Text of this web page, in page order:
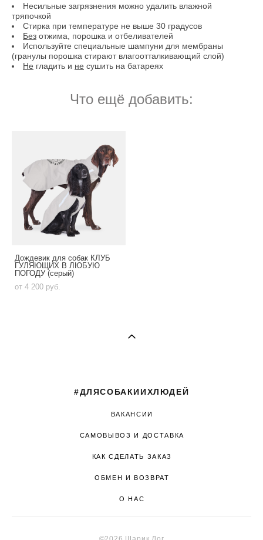
Несильные загрязнения можно удалить влажной
тряпочкой
Стирка при температуре не выше 30 градусов
Без отжима, порошка и отбеливателей
Используйте специальные шампуни для мембраны
(гранулы порошка стирают влагоотталкивающий слой)
Не гладить и не сушить на батареях
Что ещё добавить:
Дождевик для собак КЛУБ
ГУЛЯЮЩИХ В ЛЮБУЮ
ПОГОДУ (серый)
от 4 200 pуб.
#ДЛЯСОБАКИИХЛЮДЕЙ
ВАКАНСИИ
САМОВЫВОЗ И ДОСТАВКА
КАК СДЕЛАТЬ ЗАКАЗ
ОБМЕН И ВОЗВРАТ
О НАС